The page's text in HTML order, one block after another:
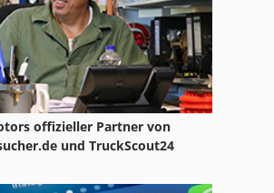
offizieller Partner von
und TruckScout24